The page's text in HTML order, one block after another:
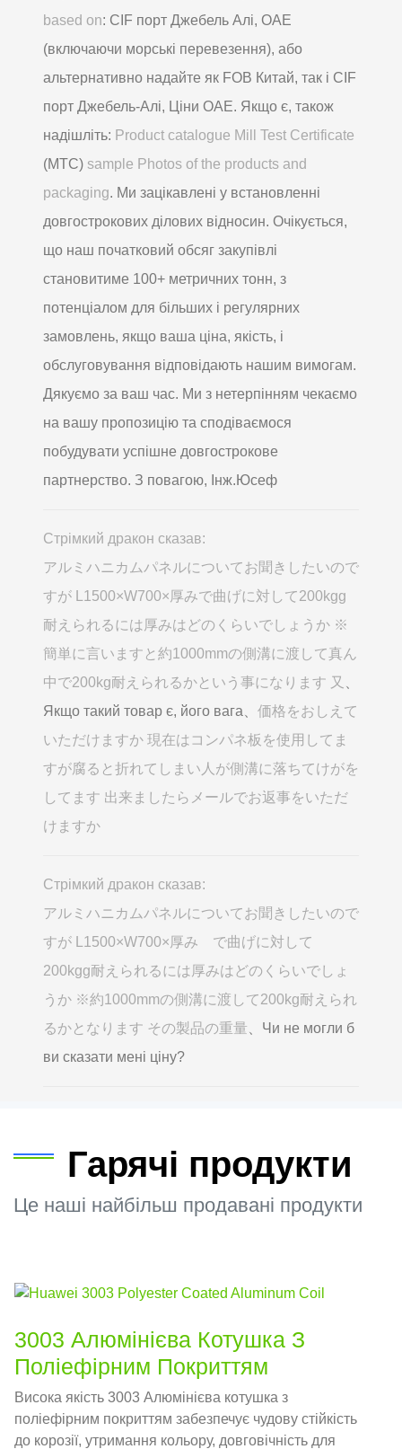
based on: CIF порт Джебель Алі, ОАЕ
(включаючи морські перевезення), або
альтернативно надайте як FOB Китай, так і CIF
порт Джебель-Алі, Ціни ОАЕ. Якщо є, також
надішліть: Product catalogue Mill Test Certificate
(MTC) sample Photos of the products and
packaging. Ми зацікавлені у встановленні
довгострокових ділових відносин. Очікується,
що наш початковий обсяг закупівлі
становитиме 100+ метричних тонн, з
потенціалом для більших і регулярних
замовлень, якщо ваша ціна, якість, і
обслуговування відповідають нашим вимогам.
Дякуємо за ваш час. Ми з нетерпінням чекаємо
на вашу пропозицію та сподіваємося
побудувати успішне довгострокове
партнерство. З повагою, Інж.Юсеф
Стрімкий дракон сказав:
アルミハニカムパネルについてお聞きしたいので
すが L1500×W700×厚みで曲げに対して200kgg
耐えられるには厚みはどのくらいでしょうか ※
簡単に言いますと約1000mmの側溝に渡して真ん
中で200kg耐えられるかという事になります 又
Якщо такий товар є, його вага、 価格をおしえて
いただけますか 現在はコンパネ板を使用してま
すが腐ると折れてしまい人が側溝に落ちてけがを
してます 出来ましたらメールでお返事をいただ
けますか
Стрімкий дракон сказав:
アルミハニカムパネルについてお聞きしたいので
すが L1500×W700×厚み で曲げに対して
200kgg耐えられるには厚みはどのくらいでしょ
うか ※約1000mmの側溝に渡して200kg耐えられ
るかとなります その製品の重量 、Чи не могли б
ви сказати мені ціну?
Гарячі продукти
Це наші найбільш продавані продукти
3003 Алюмінієва Котушка З
Поліефірним Покриттям
Висока якість 3003 Алюмінієва котушка з
поліефірним покриттям забезпечує чудову стійкість
до корозії, утримання кольору, довговічність для